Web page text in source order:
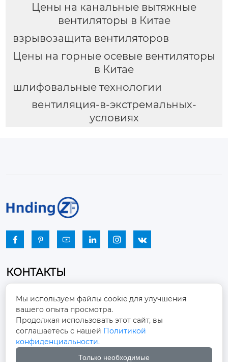
Цены на канальные вытяжные
вентиляторы в Китае
взрывозащита вентиляторов
Цены на горные осевые вентиляторы
в Китае
шлифовальные технологии
вентиляция-в-экстремальных-
условиях
     
КОНТАКТЫ

Промышленный парк, город Наньцзяо,
район Чжоуцунь, город Цзыбо, провинция
Шаньдун
winston-xu@hengdingfan.com
Мы используем файлы cookie для улучшения
вашего опыта просмотра.
Продолжая использовать этот сайт, вы
соглашаетесь с нашей Политикой
конфиденциальности.
Только необходимые